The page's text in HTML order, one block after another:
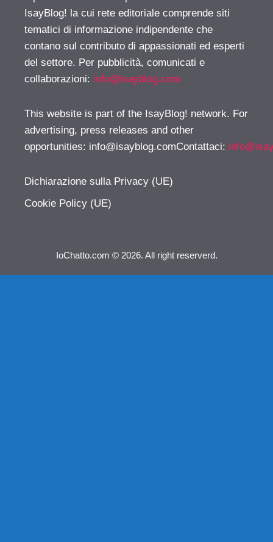
IsayBlog! la cui rete editoriale comprende siti
tematici di informazione indipendente che
contano sul contributo di appassionati ed esperti
del settore. Per pubblicità, comunicati e
collaborazioni: info@isayblog.com
This website is part of the IsayBlog! network. For
advertising, press releases and other
opportunities: info@isayblog.comContattaci:
Dichiarazione sulla Privacy (UE)
Cookie Policy (UE)
IoChatto.com © 2026. All right reserverd.